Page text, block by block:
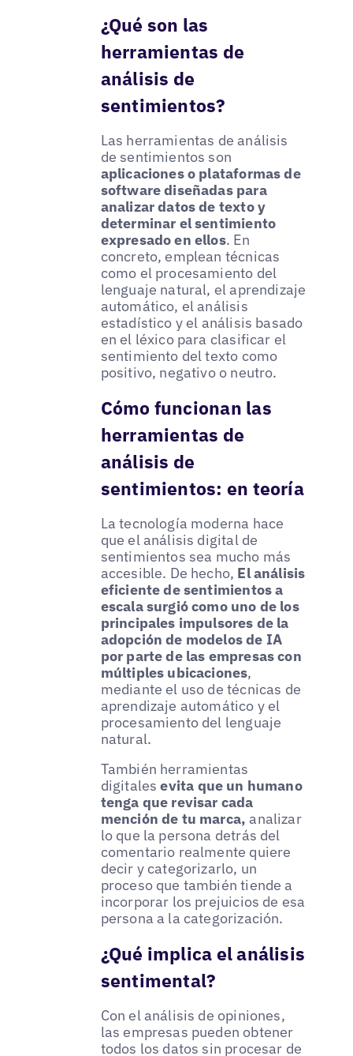
¿Qué son las
herramientas de
análisis de
sentimientos?
Las herramientas de análisis
de sentimientos son
aplicaciones o plataformas de
software diseñadas para
analizar datos de texto y
determinar el sentimiento
expresado en ellos. En
concreto, emplean técnicas
como el procesamiento del
lenguaje natural, el aprendizaje
automático, el análisis
estadístico y el análisis basado
en el léxico para clasificar el
sentimiento del texto como
positivo, negativo o neutro.
Cómo funcionan las
herramientas de
análisis de
sentimientos: en teoría
La tecnología moderna hace
que el análisis digital de
sentimientos sea mucho más
accesible. De hecho, El análisis
eficiente de sentimientos a
escala surgió como uno de los
principales impulsores de la
adopción de modelos de IA
por parte de las empresas con
múltiples ubicaciones,
mediante el uso de técnicas de
aprendizaje automático y el
procesamiento del lenguaje
natural.
También herramientas
digitalesevita que un humano
tenga que revisar cada
mención de tu marca, analizar
lo que la persona detrás del
comentario realmente quiere
decir y categorizarlo, un
proceso que también tiende a
incorporar los prejuicios de esa
persona a la categorización.
¿Qué implica el análisis
sentimental?
Con el análisis de opiniones,
las empresas pueden obtener
todos los datos sin procesar de